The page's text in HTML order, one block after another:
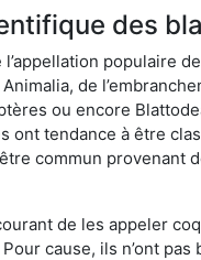
des
l’appellation populaire
de
ou encore
ont tendance à être
commun provenant
de les appeler
cause, ils n’ont